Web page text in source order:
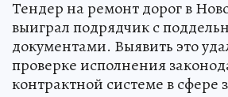
Тендер на ремонт дорог в
выиграл подрядчик с
документами. Выявить это
проверке исполнения
контрактной системе в сфере